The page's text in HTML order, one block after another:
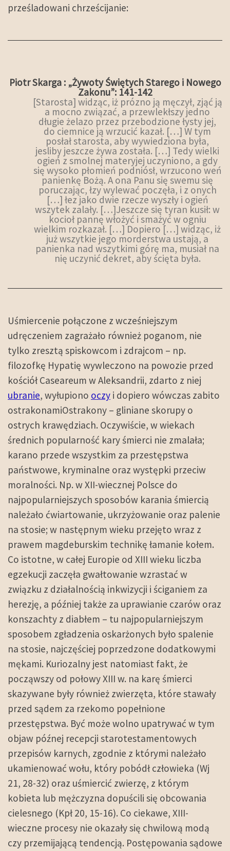
prześladowani chrześcijanie:
Piotr Skarga : „Żywoty Świętych Starego i Nowego
Zakonu”: 141-142
[Starosta] widząc, iż prózno ją męczył, zjąć ją
a mocno związać, a przewlekłszy jedno
długie żelazo przez przebodzione łysty jej,
do ciemnice ją wrzucić kazał. […] W tym
posłał starosta, aby wywiedziona była,
jesliby jeszcze żywa została. […] Tedy wielki
ogień z smolnej materyjej uczyniono, a gdy
się wysoko płomień podniósł, wrzucono weń
panienkę Bożą. A ona Panu się swemu się
poruczając, łzy wylewać poczęła, i z onych
[…] łez jako dwie rzecze wyszły i ogień
wszytek zalały. […]Jeszcze się tyran kusił: w
kocioł pannę włożyć i smażyć w ogniu
wielkim rozkazał. […] Dopiero […] widząc, iż
już wszytkie jego morderstwa ustają, a
panienka nad wszytkimi górę ma, musiał na
nię uczynić dekret, aby ścięta była.
Uśmiercenie połączone z wcześniejszym
udręczeniem zagrażało również poganom, nie
tylko zresztą spiskowcom i zdrajcom – np.
filozofkę Hypatię wywleczono na powozie przed
kościół Caseareum w Aleksandrii, zdarto z niej
ubranie, wyłupiono oczy i dopiero wówczas zabito
ostrakonamiOstrakony – gliniane skorupy o
ostrych krawędziach. Oczywiście, w wiekach
średnich popularność kary śmierci nie zmalała;
karano przede wszystkim za przestępstwa
państwowe, kryminalne oraz występki przeciw
moralności. Np. w XII-wiecznej Polsce do
najpopularniejszych sposobów karania śmiercią
należało ćwiartowanie, ukrzyżowanie oraz palenie
na stosie; w następnym wieku przejęto wraz z
prawem magdeburskim technikę łamanie kołem.
Co istotne, w całej Europie od XIII wieku liczba
egzekucji zaczęła gwałtowanie wzrastać w
związku z działalnością inkwizycji i ściganiem za
herezję, a później także za uprawianie czarów oraz
konszachty z diabłem – tu najpopularniejszym
sposobem zgładzenia oskarżonych było spalenie
na stosie, najczęściej poprzedzone dodatkowymi
mękami. Kuriozalny jest natomiast fakt, że
począwszy od połowy XIII w. na karę śmierci
skazywane były również zwierzęta, które stawały
przed sądem za rzekomo popełnione
przestępstwa. Być może wolno upatrywać w tym
objaw późnej recepcji starotestamentowych
przepisów karnych, zgodnie z którymi należało
ukamienować wołu, który pobódł człowieka (Wj
21, 28-32) oraz uśmiercić zwierzę, z którym
kobieta lub mężczyzna dopuścili się obcowania
cielesnego (Kpł 20, 15-16). Co ciekawe, XIII-
wieczne procesy nie okazały się chwilową modą
czy przemijającą tendencją. Postępowania sądowe